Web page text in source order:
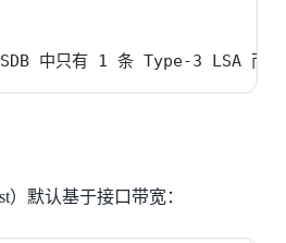
中只有 1 条 Type-3 LSA 而
）默认基于接口带宽：